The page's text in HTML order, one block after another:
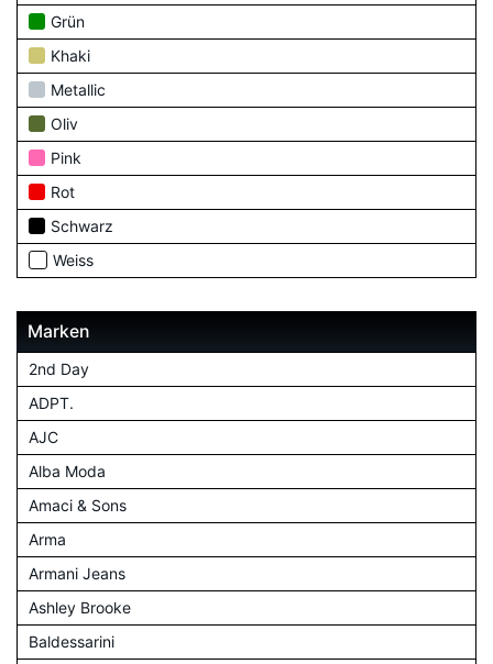
Grün
Khaki
Metallic
Oliv
Pink
Rot
Schwarz
Weiss
Marken
2nd Day
ADPT.
AJC
Alba Moda
Amaci & Sons
Arma
Armani Jeans
Ashley Brooke
Baldessarini